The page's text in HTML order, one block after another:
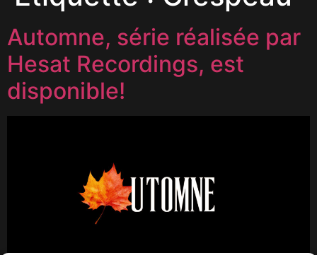
Automne, série réalisée par
Hesat Recordings, est
disponible!